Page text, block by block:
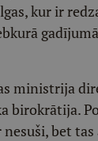
kur ir
ministrija
birokrātija.
bet